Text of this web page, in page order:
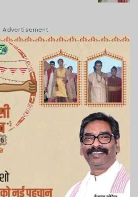
Advertisement